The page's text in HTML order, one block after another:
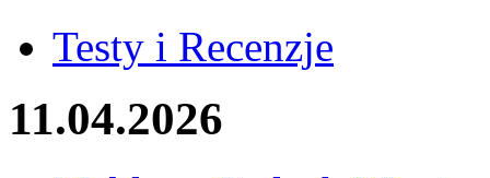
Testy i Recenzje
11.04.2026